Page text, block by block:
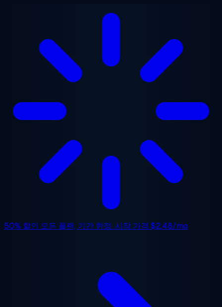
50% 할인 모든 플랜, 기간 한정. 시작 가격 $2.48/mo